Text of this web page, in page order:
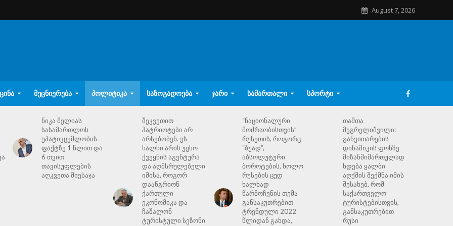
August 7, 2026
ᲛᲔᲪᲜᲘᲔᲠᲔᲑᲐ ᲞᲝᲚᲘᲢᲘᲙᲐ ᲡᲐᲖᲝᲒᲐᲓᲝᲔᲑᲐ ᲯᲐᲠᲘ ᲡᲐᲛᲐᲠᲗᲐᲚᲘ ᲡᲞᲝᲠᲢᲘ
ნიკა მელიას
სასამართლოს
უპატივცემლობის
ფაქტზე 1 წლით და
6 თვით
თავისუფლების
აღკვეთა მიესაჯა
შეკვეთით
პატრიოტები არ
არსებობენ. ეს
ხალხი არის უცხო
ქვეყნის აგენტურა
და აღმსრულებელი
იმისა, როგორ
დაანგრიონ
ქართული
ეკონომიკა და
ჩაშალონ
ტურისტული სეზონი
“ნაციონალური
მოძრაობისთვის”
რუსეთის, როგორც
“ბუად”,
აბსოლუტური
ბოროტების, ხოლო
რუსების ცუდ
ხალხად
წარმოჩენის თემა
განსაკუთრებით
ტრენდული 2022
წლიდან გახდა,
თამთა
მეგრელიშვილი:
განვითარების
დინამიკის ფონზე
მიზანმიმართულად
ხდება ყალბი
აღქმის შექმნა იმის
შესახებ, რომ
საქართველო
ტურისტებისთვის,
განსაკუთრებით
რუსი